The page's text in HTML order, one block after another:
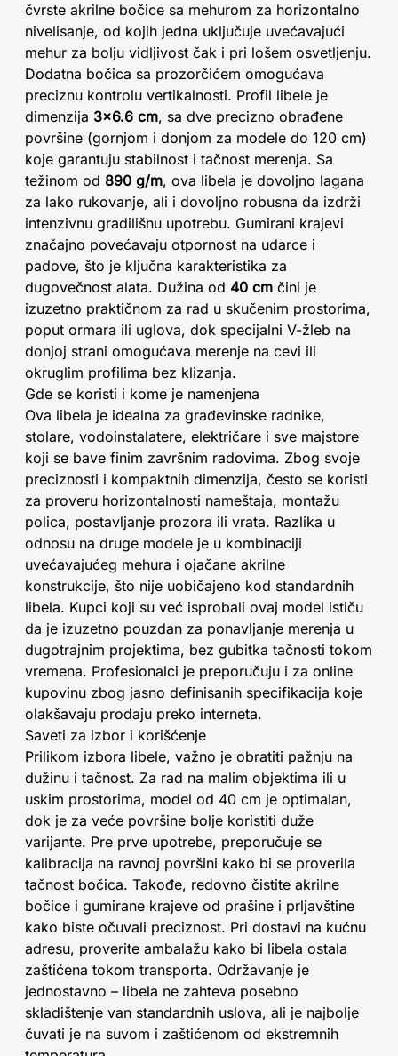
čvrste akrilne bočice sa mehurom za horizontalno
nivelisanje, od kojih jedna uključuje uvećavajući
mehur za bolju vidljivost čak i pri lošem osvetljenju.
Dodatna bočica sa prozorčićem omogućava
preciznu kontrolu vertikalnosti. Profil libele je
dimenzija 3×6.6 cm, sa dve precizno obrađene
površine (gornjom i donjom za modele do 120 cm)
koje garantuju stabilnost i tačnost merenja. Sa
težinom od 890 g/m, ova libela je dovoljno lagana
za lako rukovanje, ali i dovoljno robusna da izdrži
intenzivnu gradilišnu upotrebu. Gumirani krajevi
značajno povećavaju otpornost na udarce i
padove, što je ključna karakteristika za
dugovečnost alata. Dužina od 40 cm čini je
izuzetno praktičnom za rad u skučenim prostorima,
poput ormara ili uglova, dok specijalni V-žleb na
donjoj strani omogućava merenje na cevi ili
okruglim profilima bez klizanja.
Gde se koristi i kome je namenjena
Ova libela je idealna za građevinske radnike,
stolare, vodoinstalatere, električare i sve majstore
koji se bave finim završnim radovima. Zbog svoje
preciznosti i kompaktnih dimenzija, često se koristi
za proveru horizontalnosti nameštaja, montažu
polica, postavljanje prozora ili vrata. Razlika u
odnosu na druge modele je u kombinaciji
uvećavajućeg mehura i ojačane akrilne
konstrukcije, što nije uobičajeno kod standardnih
libela. Kupci koji su već isprobali ovaj model ističu
da je izuzetno pouzdan za ponavljanje merenja u
dugotrajnim projektima, bez gubitka tačnosti tokom
vremena. Profesionalci je preporučuju i za online
kupovinu zbog jasno definisanih specifikacija koje
olakšavaju prodaju preko interneta.
Saveti za izbor i korišćenje
Prilikom izbora libele, važno je obratiti pažnju na
dužinu i tačnost. Za rad na malim objektima ili u
uskim prostorima, model od 40 cm je optimalan,
dok je za veće površine bolje koristiti duže
varijante. Pre prve upotrebe, preporučuje se
kalibracija na ravnoj površini kako bi se proverila
tačnost bočica. Takođe, redovno čistite akrilne
bočice i gumirane krajeve od prašine i prljavštine
kako biste očuvali preciznost. Pri dostavi na kućnu
adresu, proverite ambalažu kako bi libela ostala
zaštićena tokom transporta. Održavanje je
jednostavno – libela ne zahteva posebno
skladištenje van standardnih uslova, ali je najbolje
čuvati je na suvom i zaštićenom od ekstremnih